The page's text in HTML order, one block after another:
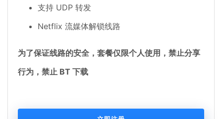
支持 UDP 转发
Netflix 流媒体解锁线路
为了保证线路的安全，套餐仅限个人使用，禁止分享
行为，禁止 BT 下载